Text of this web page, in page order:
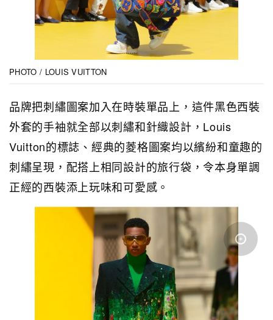
PHOTO / LOUIS VUITTON
品牌把刺繡圖案加入在時裝單品上，這件黑色西裝
外套的手袖就全部以刺繡和針織設計，Louis
Vuitton的標誌、經典的菱格圖案均以繽紛和童趣的
刺繡呈現，配搭上相同設計的旅行袋，令本身單調
正經的西裝添上玩味和可愛感。